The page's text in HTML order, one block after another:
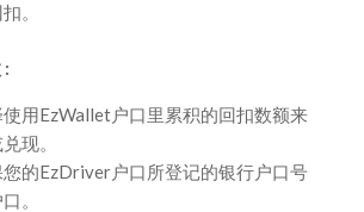
。
:
用EzWallet户口里累积的回扣数额来
现。
的EzDriver户口所登记的银行户口号
。